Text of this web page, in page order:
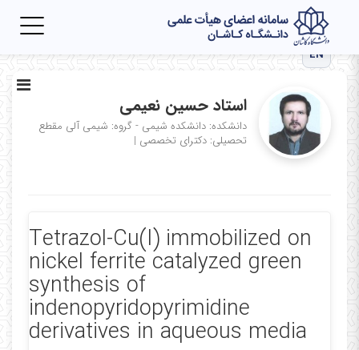
EN
استاد حسین نعیمی
دانشکده: دانشکده شیمی - گروه: شیمی آلی مقطع
تحصیلی: دکترای تخصصی |
Tetrazol-Cu(I) immobilized on
nickel ferrite catalyzed green
synthesis of
indenopyridopyrimidine
derivatives in aqueous media